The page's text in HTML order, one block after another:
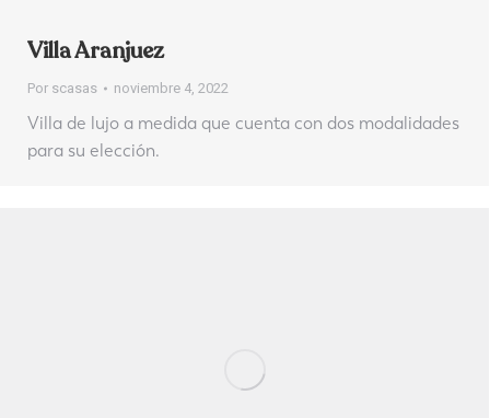
Villa Aranjuez
Por scasas noviembre 4, 2022
Villa de lujo a medida que cuenta con dos modalidades
para su elección.